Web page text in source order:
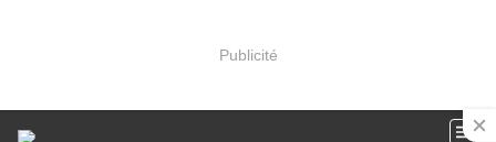
Publicité